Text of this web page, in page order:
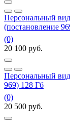
Персональный
(постановление
(0)
20 100 руб.
Персональный
969) 128 Гб
(0)
20 500 руб.